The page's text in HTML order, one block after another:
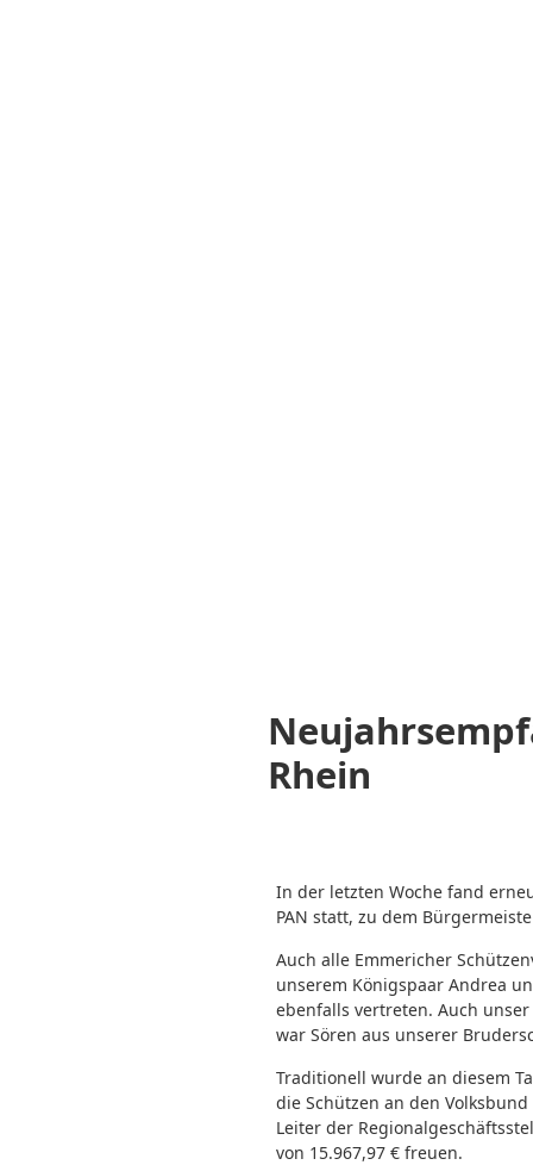
Rhein
In der letzten Woche fand
PAN statt, zu dem
Auch alle Emmericher
unserem Königspaar Andrea
ebenfalls vertreten. Auch
war Sören aus unserer
Traditionell wurde an diesem
die Schützen an den
Leiter der
von 15.967,97 € freuen.